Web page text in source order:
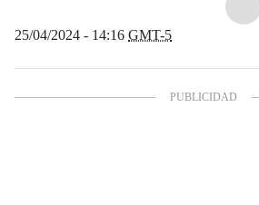
25/04/2024 - 14:16 GMT-5